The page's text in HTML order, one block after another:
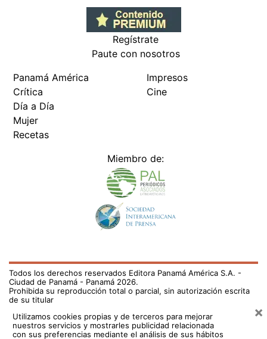
Regístrate
Paute con nosotros
Panamá América
Crítica
Día a Día
Mujer
Recetas
Impresos
Cine
Miembro de:
Todos los derechos reservados Editora Panamá América S.A. -
Ciudad de Panamá - Panamá 2026.
Prohibida su reproducción total o parcial, sin autorización escrita
de su titular
Utilizamos cookies propias y de terceros para mejorar
nuestros servicios y mostrarles publicidad relacionada
con sus preferencias mediante el análisis de sus hábitos
×